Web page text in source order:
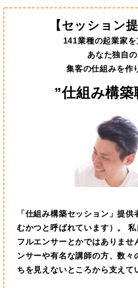
【セッション提
141業種の起業家を
あなた独自の
集客の仕組みを作
”仕組み構築
「仕組み構築セッション」提供
むかつと呼ばれています）。
私
フルエンサーとかではありませ
ンサーや有名な講師の方、数々
ちを見えないところから支えて